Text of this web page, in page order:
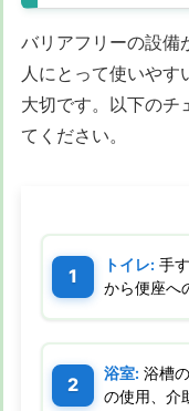
バリアフリーの設備
人にとって使いやす
大切です。以下のチ
てください。
トイレ: 手
から便座へ
浴室: 浴槽
の使用、介